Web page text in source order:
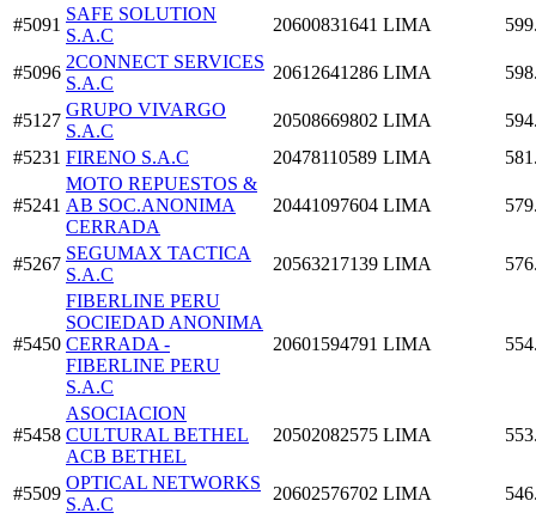
#5091
SAFE SOLUTION
S.A.C
20600831641 LIMA
#5096
2CONNECT SERVICES
S.A.C
20612641286 LIMA
#5127
GRUPO VIVARGO
S.A.C
20508669802 LIMA
#5231 FIRENO S.A.C 20478110589 LIMA
#5241
MOTO REPUESTOS &
AB SOC.ANONIMA
CERRADA
20441097604 LIMA
#5267
SEGUMAX TACTICA
S.A.C
20563217139 LIMA
#5450
FIBERLINE PERU
SOCIEDAD ANONIMA
CERRADA -
FIBERLINE PERU
S.A.C
20601594791 LIMA
#5458
ASOCIACION
CULTURAL BETHEL
ACB BETHEL
20502082575 LIMA
#5509
OPTICAL NETWORKS
S.A.C
20602576702 LIMA